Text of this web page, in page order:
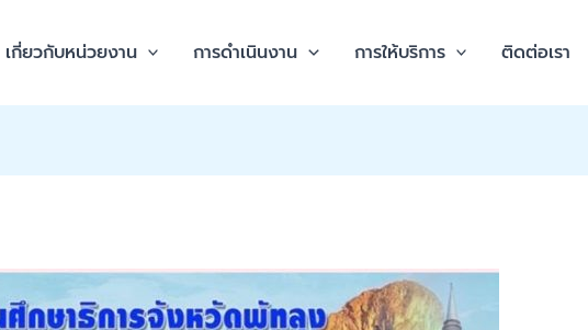
เกี่ยวกับหน่วยงาน การดำเนินงาน การให้บริการ ติดต่อเรา